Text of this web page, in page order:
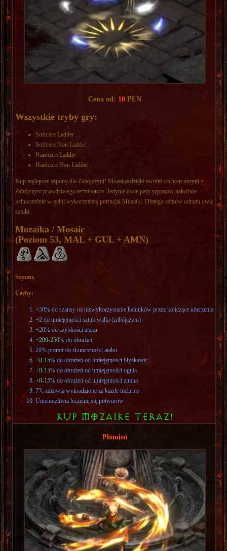
Cena od: 10 PLN
Wszystkie tryby gry:
Softcore Ladder
Softcore Non Ladder
Hardcore Ladder
Hardcore Non Ladder
Kup najlepsze szpony dla Zabójczyni! Mozaika dzięki swoim cechom uczyni z
Zabójczyni prawdziwego terminatora. Jedynie dwie pary szponów nałożone
jednocześnie w pełni wykorzystają potrncjał Mozaiki. Dlatego zamów odrazu dwie
sztuki.
Mozaika / Mosaic
(Poziom 53, MAL + GUL + AMN)
Szpony.
Cechy:
+50% do szansy na niewykorzystanie ładunków przez kończące uderzenia
+2 do umiejętności sztuk walki (zabójczyni)
+20% do szybkości ataku
+200-250% do obrażeń
20% premii do skuteczności ataku
+8-15% do obrażeń od umiejętności błyskawic
+8-15% do obrażeń od umiejętności ognia
+8-15% do obrażeń od umiejętności zimna
7% zdrowia wykradzione za każde trafienie
Uniemożliwia leczenie się potworów
KUP MOZAIKE TERAZ!
Płomień